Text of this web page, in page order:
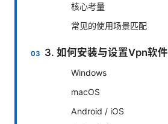
核心考量
常见的使用场景匹配
3. 如何安装与设置Vpn软件
Windows
macOS
Android / iOS